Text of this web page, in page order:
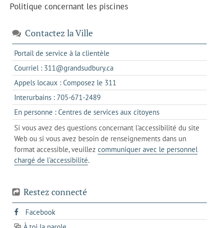
Politique concernant les piscines
Contactez la Ville
Portail de service à la clientèle
dans
un
nouvel
Courriel : 311@grandsudbury.cas'ouvre
dans
votre
de
messagerie
Appels locaux : Composez le 311
dans
un
client
de
votre
téléphone
Interurbains : 705-671-2489s'ouvre
dans
un
client
de
votre
En personne : Centres de services aux citoyenss'ouvre
dans
l'onglet
actuel
Si vous avez des questions concernant l'accessibilité du site
Web ou si vous avez besoin de renseignements dans un
format accessible, veuillez communiquer avec le personnel
chargé de l'accessibilité.
Restez connecté
Facebooks'ouvre
dans